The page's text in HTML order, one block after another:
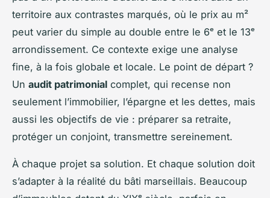
territoire aux contrastes marqués, où le prix au m²
peut varier du simple au double entre le 6ᵉ et le 13ᵉ
arrondissement. Ce contexte exige une analyse
fine, à la fois globale et locale. Le point de départ ?
Un audit patrimonial complet, qui recense non
seulement l’immobilier, l’épargne et les dettes, mais
aussi les objectifs de vie : préparer sa retraite,
protéger un conjoint, transmettre sereinement.
À chaque projet sa solution. Et chaque solution doit
s’adapter à la réalité du bâti marseillais. Beaucoup